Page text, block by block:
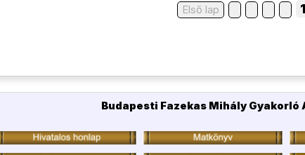
Első lap 1
Budapesti Fazekas Mihály